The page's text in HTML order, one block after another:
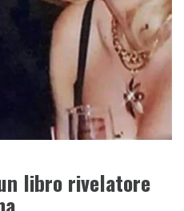
libro rivelatore